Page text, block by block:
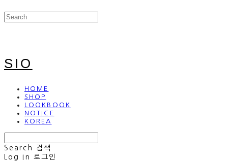
SIO
HOME
SHOP
LOOKBOOK
NOTICE
KOREA
Search
검색
Log In
로그인